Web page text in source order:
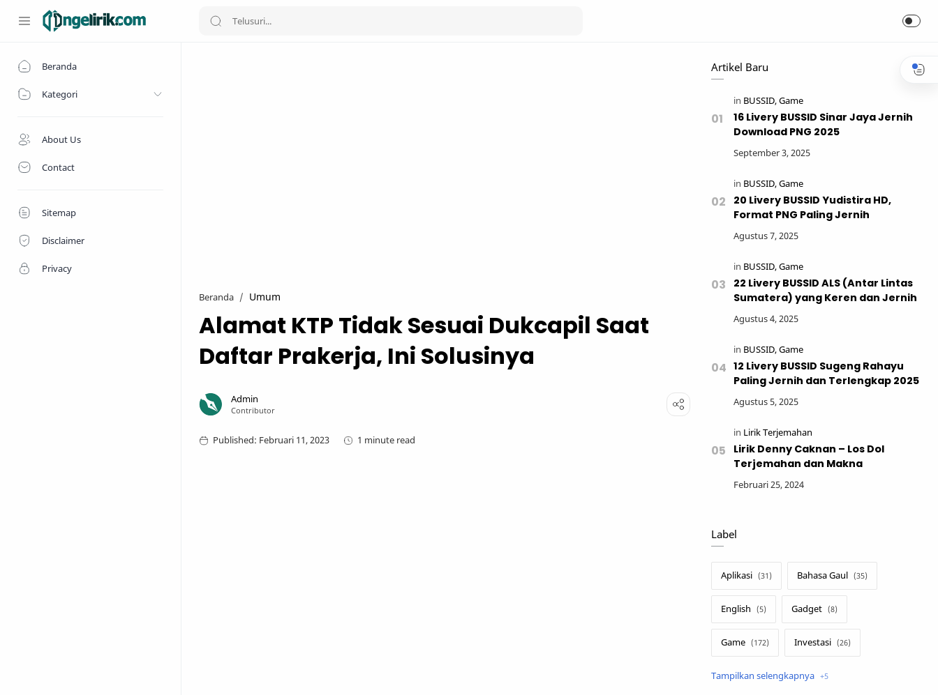
Beranda
Kategori
About Us
Contact
Sitemap
Disclaimer
Privacy
Beranda Umum
Alamat KTP Tidak Sesuai Dukcapil Saat
Daftar Prakerja, Ini Solusinya
1 minute read
Artikel Baru
16 Livery BUSSID Sinar Jaya Jernih
Download PNG 2025
20 Livery BUSSID Yudistira HD,
Format PNG Paling Jernih
22 Livery BUSSID ALS (Antar Lintas
Sumatera) yang Keren dan Jernih
12 Livery BUSSID Sugeng Rahayu
Paling Jernih dan Terlengkap 2025
Lirik Denny Caknan – Los Dol
Terjemahan dan Makna
Label
Aplikasi Bahasa Gaul
English Gadget
Game Investasi
Lirik Terjemahan